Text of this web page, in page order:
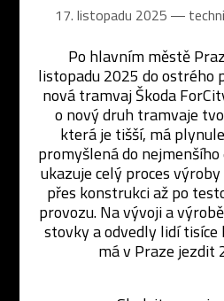
17. listopadu 2025 ―
Po hlavním městě
listopadu 2025 do ostrého
nová tramvaj Škoda
o nový druh tramvaje
která je tišší, má
promyšlená do
ukazuje celý proces
přes konstrukci až po
provozu. Na vývoji a
stovky a odvedly lidí tisíce
má v Praze jezdit